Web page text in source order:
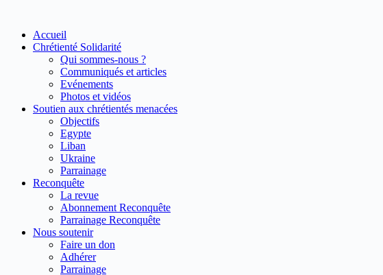
contenuAccueil
Chrétienté Solidarité
Qui sommes-nous ?
Communiqués et articles
Evénements
Photos et vidéos
Soutien aux chrétientés menacées
Objectifs
Egypte
Liban
Ukraine
Parrainage
Reconquête
La revue
Abonnement Reconquête
Parrainage Reconquête
Nous soutenir
Faire un don
Adhérer
Parrainage